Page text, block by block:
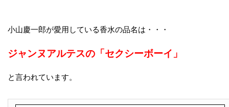
小山慶一郎が愛用している香水の品名は・・・
ジャンヌアルテスの「セクシーボーイ」
と言われています。